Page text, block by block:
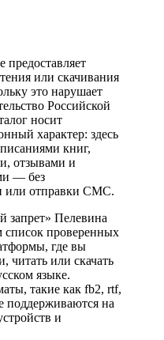
предоставляет
или скачивания
это нарушает
Российской
носит
характер: здесь
книг,
отзывами и
— без
или отправки СМС.
запрет» Пелевина
список проверенных
где вы
читать или скачать
языке.
такие как fb2, rtf,
поддерживаются на
и